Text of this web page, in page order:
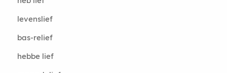
levenslief
bas-relief
hebbe lief